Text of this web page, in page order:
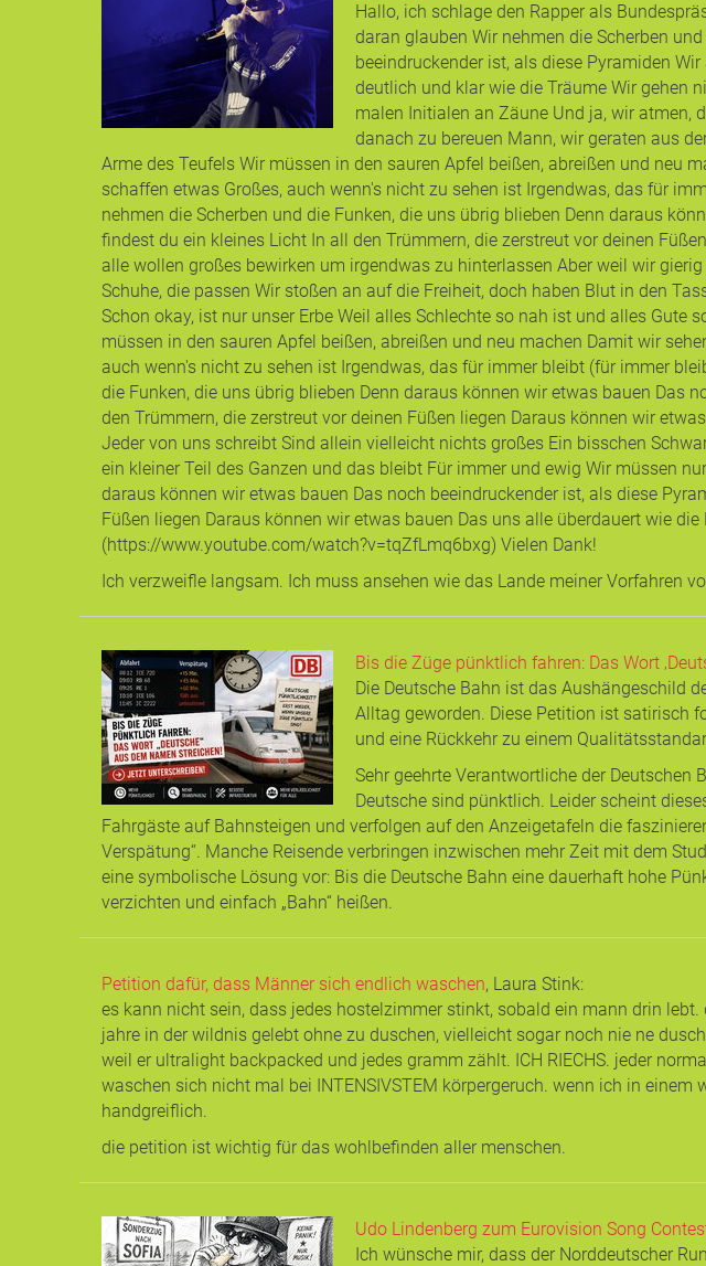
Hallo, ich schlage den Rapper als
daran glauben Wir nehmen die Scherben
beeindruckender ist, als diese Pyramiden
deutlich und klar wie die Träume Wir gehen
malen Initialen an Zäune Und ja, wir atmen,
danach zu bereuen Mann, wir geraten aus
Arme des Teufels Wir müssen in den sauren Apfel beißen, abreißen und neu
schaffen etwas Großes, auch wenn's nicht zu sehen ist Irgendwas, das für
nehmen die Scherben und die Funken, die uns übrig blieben Denn daraus
findest du ein kleines Licht In all den Trümmern, die zerstreut vor deinen
alle wollen großes bewirken um irgendwas zu hinterlassen Aber weil wir
Schuhe, die passen Wir stoßen an auf die Freiheit, doch haben Blut in den
Schon okay, ist nur unser Erbe Weil alles Schlechte so nah ist und alles
müssen in den sauren Apfel beißen, abreißen und neu machen Damit wir
auch wenn's nicht zu sehen ist Irgendwas, das für immer bleibt (für immer
die Funken, die uns übrig blieben Denn daraus können wir etwas bauen Das
den Trümmern, die zerstreut vor deinen Füßen liegen Daraus können wir
Jeder von uns schreibt Sind allein vielleicht nichts großes Ein bisschen
ein kleiner Teil des Ganzen und das bleibt Für immer und ewig Wir müssen
daraus können wir etwas bauen Das noch beeindruckender ist, als diese
Füßen liegen Daraus können wir etwas bauen Das uns alle überdauert wie
(https://www.youtube.com/watch?v=tqZfLmq6bxg) Vielen Dank!
Ich verzweifle langsam. Ich muss ansehen wie das Lande meiner Vorfahren
Bis die Züge pünktlich fahren: Das Wort
Die Deutsche Bahn ist das Aushängeschild
Alltag geworden. Diese Petition ist satirisch
und eine Rückkehr zu einem
Sehr geehrte Verantwortliche der
Deutsche sind pünktlich. Leider scheint
Fahrgäste auf Bahnsteigen und verfolgen auf den Anzeigetafeln die
Verspätung“. Manche Reisende verbringen inzwischen mehr Zeit mit dem
eine symbolische Lösung vor: Bis die Deutsche Bahn eine dauerhaft hohe
verzichten und einfach „Bahn“ heißen.
Petition dafür, dass Männer sich endlich waschen, Laura Stink:
es kann nicht sein, dass jedes hostelzimmer stinkt, sobald ein mann drin
jahre in der wildnis gelebt ohne zu duschen, vielleicht sogar noch nie ne
weil er ultralight backpacked und jedes gramm zählt. ICH RIECHS. jeder
waschen sich nicht mal bei INTENSIVSTEM körpergeruch. wenn ich in
handgreiflich.
die petition ist wichtig für das wohlbefinden aller menschen.
Udo Lindenberg zum Eurovision Song
Ich wünsche mir, dass der Norddeutscher